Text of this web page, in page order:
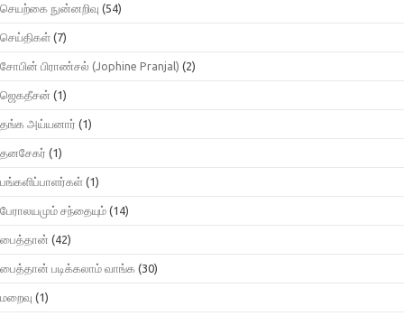
செயற்கை நுன்னறிவு (54)
செய்திகள் (7)
சோபின் பிராண்சல் (Jophine Pranjal) (2)
ஜெகதீசன் (1)
தங்க அய்யனார் (1)
தனசேகர் (1)
பங்களிப்பாளர்கள் (1)
பேராலயமும் சந்தையும் (14)
பைத்தான் (42)
பைத்தான் படிக்கலாம் வாங்க (30)
மறைவு (1)